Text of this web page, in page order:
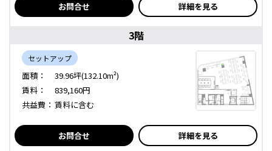
お問合せ 詳細を見る
3階
セットアップ
面積：
39.96坪(132.10m²)
賃料：
839,160円
共益費： 賃料に含む
お問合せ 詳細を見る